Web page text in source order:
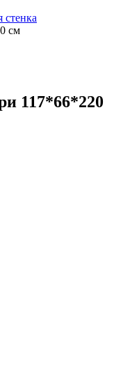
стенка
см
117*66*220